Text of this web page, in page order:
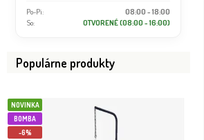
Po-Pi:
08:00 - 18:00
So:
OTVORENÉ (08:00 - 16:00)
Populárne produkty
NOVINKA
BOMBA
-6%